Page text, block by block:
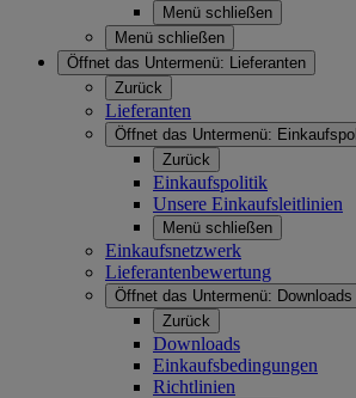
Menü schließen
Menü schließen
Öffnet das Untermenü: Lieferanten
Zurück
Lieferanten
Öffnet das Untermenü:
Zurück
Einkaufspolitik
Unsere Einkaufsleitlinien
Menü schließen
Einkaufsnetzwerk
Lieferantenbewertung
Öffnet das Untermenü: Downloads
Zurück
Downloads
Einkaufsbedingungen
Richtlinien